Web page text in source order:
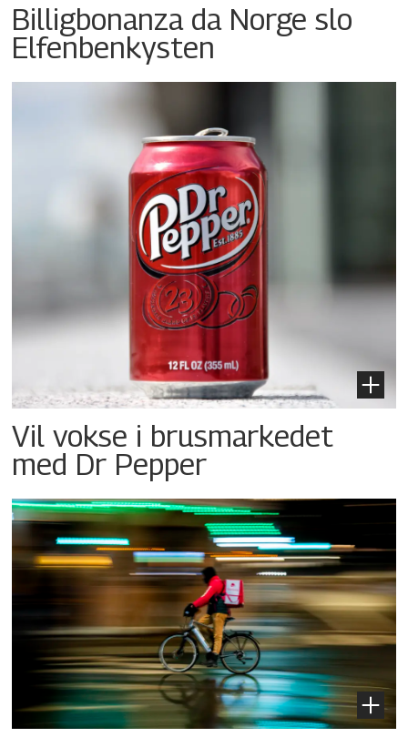
Billigbonanza da Norge slo
Elfenbenkysten
Vil vokse i brusmarkedet
med Dr Pepper